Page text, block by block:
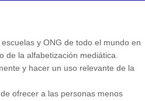
y ONG de todo el mundo en
de la alfabetización mediática.
y hacer un uso relevante de la
ofrecer a las personas menos